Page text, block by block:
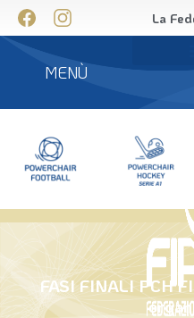
La
MENÙ
FASI FINALI PCH